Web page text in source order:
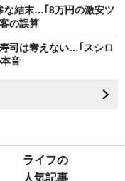
な結末…｢8万円の激安ツ
の誤算
司は奪えない…｢スシロ
音
ライフの
人気記事